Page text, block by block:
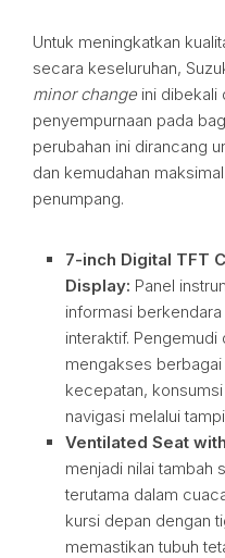
Untuk meningkatkan
secara keseluruhan,
minor changeini dibekali
penyempurnaan pada
perubahan ini dirancang
dan kemudahan
penumpang.
7-inch Digital TFT
Display: Panel
informasi
interaktif.
mengakses
kecepatan,
navigasi melalui
Ventilated Seat
menjadi nilai tambah
terutama dalam
kursi depan dengan
memastikan tubuh